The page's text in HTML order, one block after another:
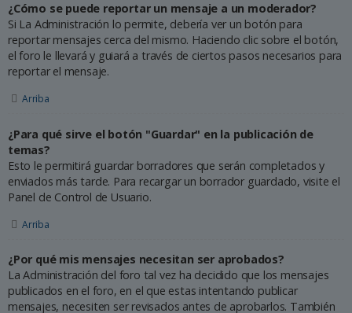
¿Cómo se puede reportar un mensaje a un moderador?
Si La Administración lo permite, debería ver un botón para
reportar mensajes cerca del mismo. Haciendo clic sobre el botón,
el foro le llevará y guiará a través de ciertos pasos necesarios para
reportar el mensaje.
Arriba
¿Para qué sirve el botón "Guardar" en la publicación de
temas?
Esto le permitirá guardar borradores que serán completados y
enviados más tarde. Para recargar un borrador guardado, visite el
Panel de Control de Usuario.
Arriba
¿Por qué mis mensajes necesitan ser aprobados?
La Administración del foro tal vez ha decidido que los mensajes
publicados en el foro, en el que estas intentando publicar
mensajes, necesiten ser revisados antes de aprobarlos. También